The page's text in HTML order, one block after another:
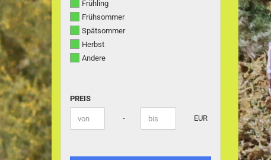
Frühling
Frühsommer
Spätsommer
Herbst
Andere
PREIS
Preis bis - EUR